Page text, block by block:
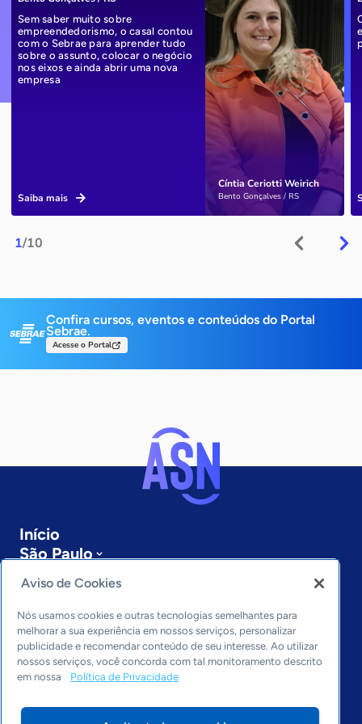
1/10
Cíntia Ceriotti Weirich
Bento Gonçalves / RS
Sem saber muito sobre
empreendedorismo, o casal contou
com o Sebrae para aprender tudo
sobre o assunto, colocar o negócio
nos eixos e ainda abrir uma nova
empresa
Saiba mais
Confira cursos, eventos e conteúdos do Portal
Sebrae.
Acesse o Portal
Início
São Paulo
Sobre a ASN
Últimas notícias
Entre em contato
Editorias
Economia & Política
Inovação & Tecnologia
Cultura empreendedora
Aviso de Cookies
Nós usamos cookies e outras tecnologias semelhantes para
melhorar a sua experiência em nossos serviços, personalizar
publicidade e recomendar conteúdo de seu interesse. Ao utilizar
nossos serviços, você concorda com tal monitoramento descrito
em nossa
Política de Privacidade